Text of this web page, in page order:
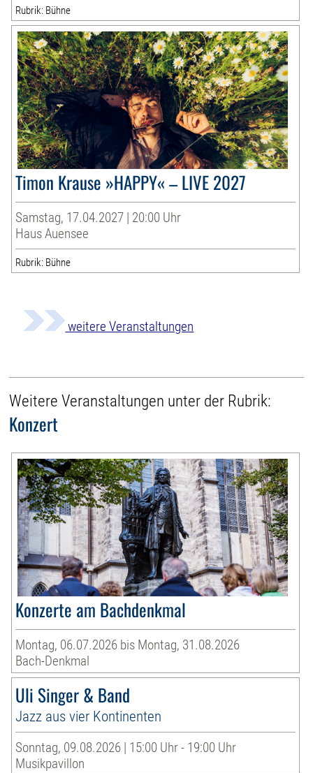
Rubrik: Bühne
Timon Krause »HAPPY« – LIVE 2027
Samstag, 17.04.2027 | 20:00 Uhr
Haus Auensee
Rubrik: Bühne
weitere Veranstaltungen
Weitere Veranstaltungen unter der Rubrik:
Konzert
Konzerte am Bachdenkmal
Montag, 06.07.2026 bis Montag, 31.08.2026
Bach-Denkmal
Uli Singer & Band
Jazz aus vier Kontinenten
Sonntag, 09.08.2026 | 15:00 Uhr - 19:00 Uhr
Musikpavillon